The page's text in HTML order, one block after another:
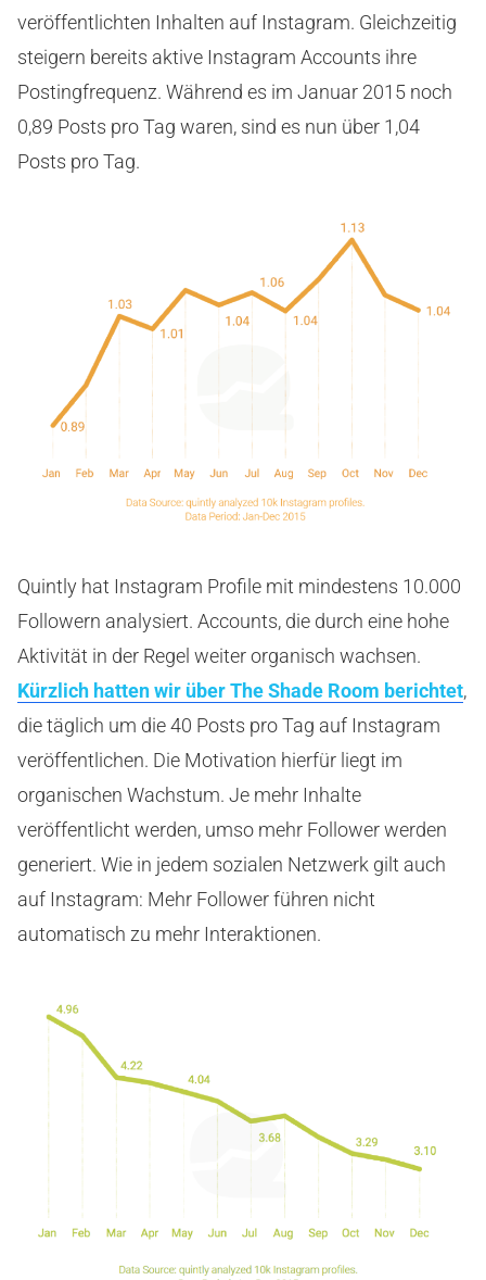
veröffentlichten Inhalten auf Instagram. Gleichzeitig
steigern bereits aktive Instagram Accounts ihre
Postingfrequenz. Während es im Januar 2015 noch
0,89 Posts pro Tag waren, sind es nun über 1,04
Posts pro Tag.
Quintly hat Instagram Profile mit mindestens 10.000
Followern analysiert. Accounts, die durch eine hohe
Aktivität in der Regel weiter organisch wachsen.
Kürzlich hatten wir über The Shade Room berichtet,
die täglich um die 40 Posts pro Tag auf Instagram
veröffentlichen. Die Motivation hierfür liegt im
organischen Wachstum. Je mehr Inhalte
veröffentlicht werden, umso mehr Follower werden
generiert. Wie in jedem sozialen Netzwerk gilt auch
auf Instagram: Mehr Follower führen nicht
automatisch zu mehr Interaktionen.